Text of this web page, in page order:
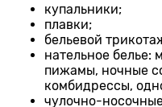
купальники;
плавки;
бельевой
нательное белье:
пижамы, ночные
комбидрессы,
чулочно-